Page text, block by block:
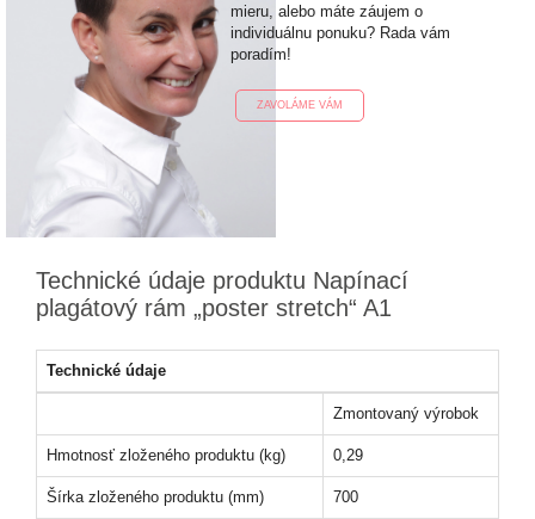
mieru, alebo máte záujem o
individuálnu ponuku? Rada vám
poradím!
ZAVOLÁME VÁM
Technické údaje produktu Napínací
plagátový rám „poster stretch“ A1
Technické údaje
Zmontovaný výrobok
Hmotnosť zloženého produktu (kg) 0,29
Šírka zloženého produktu (mm) 700